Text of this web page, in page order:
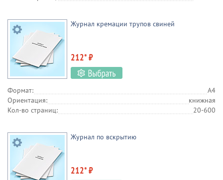
Журнал кремации трупов свиней
212* ₽
Формат:
А4
Ориентация:
книжная
Кол-во страниц:
20-600
Журнал по вскрытию
212* ₽